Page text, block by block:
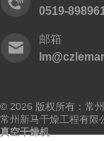
0519-
邮箱
© 2026 版权所有：常
常州新马干燥工程有限
真空干燥机